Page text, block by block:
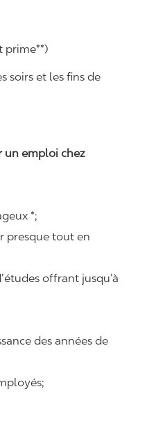
prime**)
soirs et les fins de
un emploi chez
*;
presque tout en
offrant jusqu’à
des années de